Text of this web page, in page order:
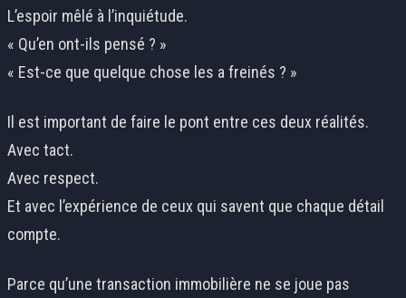
L’espoir mêlé à l’inquiétude.
« Qu’en ont-ils pensé ? »
« Est-ce que quelque chose les a freinés ? »
Il est important de faire le pont entre ces deux réalités.
Avec tact.
Avec respect.
Et avec l’expérience de ceux qui savent que chaque détail
compte.
Parce qu’une transaction immobilière ne se joue pas